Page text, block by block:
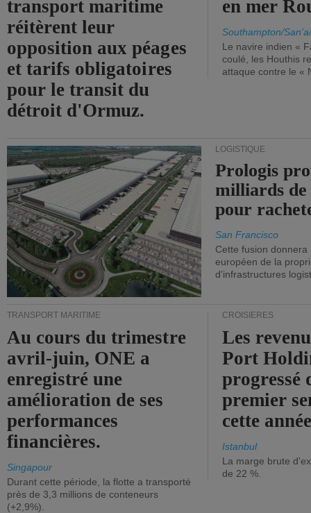
transport maritime
réitèrent leur
opposition aux péages
et tarifs obligatoires
pour le transit du
détroit d'Ormuz.
en mer
Southampton/
Le navire indien «
coulé, les Houthis
attaque contre le «
LOGISTIQUE
Prologis
milliards
pour
San Francisco
Cette fusion
européen de la
d'infrastructures
TRANSPORT MARITIME
Au cours du trimestre
avril-juin, ONE a
enregistré une
amélioration de ses
performances
financières.
Singapour
Durant cette période, la flotte a transporté
près de 3,3 millions de conteneurs
(+2,9%).
CROISIÈRES
Les
Port
progressé
premier
cette
Istanbul
La marge brute
de 22 %.